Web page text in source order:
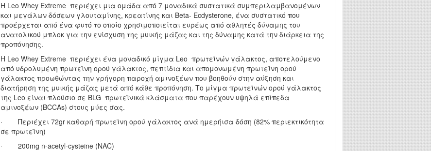
Η Leo Whey Extreme περιέχει μια ομάδα από 7 μοναδικά συστατικά συμπεριλαμβανομένων
και μεγάλων δόσεων γλουταμίνης, κρεατίνης και Beta- Ecdysterone, ένα συστατικό που
προέρχεται από ένα φυτό το οποίο χρησιμοποιείται ευρέως από αθλητές δύναμης του
ανατολικού μπλοκ για την ενίσχυση της μυικής μάζας και της δύναμης κατά την διάρκεια της
προπόνησης.
Η Leo Whey Extreme περιέχει ένα μοναδικό μίγμα Leo πρωτεϊνών γάλακτος, αποτελούμενο
από υδρολυμένη πρωτεϊνη ορού γάλακτος, πεπτίδια και απομονωμένη πρωτεϊνη ορού
γάλακτος προωθώντας την γρήγορη παροχή αμινοξέων που βοηθούν στην αύξηση και
διατήρηση της μυικής μάζας μετά από κάθε προπόνηση. Το μίγμα πρωτεϊνών ορού γάλακτος
της Leo είναι πλούσιο σε BLG πρωτεϊνικά κλάσματα που παρέχουν υψηλά επίπεδα
αμινοξέων (BCCAs) στους μύες σας.
· Περιέχει 72gr καθαρή πρωτεϊνη ορού γάλακτος ανά ημερήισα δόση (82% περιεκτικότητα
σε πρωτεϊνη)
· 200mg n-acetyl-cysteine (NAC)